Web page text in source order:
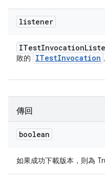
listener
ITestInvocation
敗的
ITestInvocation
傳回
boolean
如果成功下載版本，則為